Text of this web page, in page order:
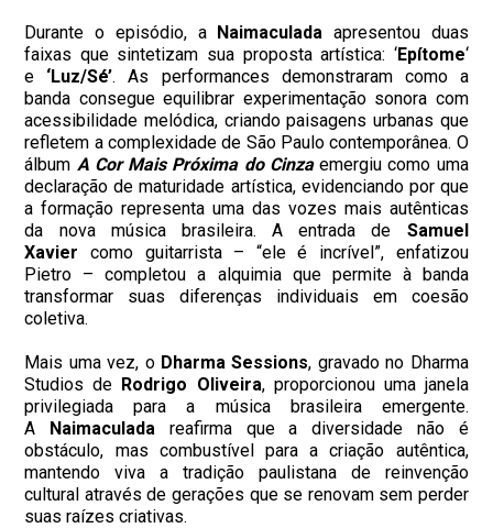
Durante o episódio, a Naimaculada apresentou duas
faixas que sintetizam sua proposta artística: ‘Epítome‘
e ‘Luz/Sé’. As performances demonstraram como a
banda consegue equilibrar experimentação sonora com
acessibilidade melódica, criando paisagens urbanas que
refletem a complexidade de São Paulo contemporânea. O
álbum A Cor Mais Próxima do Cinzaemergiu como uma
declaração de maturidade artística, evidenciando por que
a formação representa uma das vozes mais autênticas
da nova música brasileira. A entrada de Samuel
Xavier como guitarrista – “ele é incrível”, enfatizou
Pietro – completou a alquimia que permite à banda
transformar suas diferenças individuais em coesão
coletiva.
Mais uma vez, o Dharma Sessions, gravado no Dharma
Studios de Rodrigo Oliveira, proporcionou uma janela
privilegiada para a música brasileira emergente.
A Naimaculada reafirma que a diversidade não é
obstáculo, mas combustível para a criação autêntica,
mantendo viva a tradição paulistana de reinvenção
cultural através de gerações que se renovam sem perder
suas raízes criativas.